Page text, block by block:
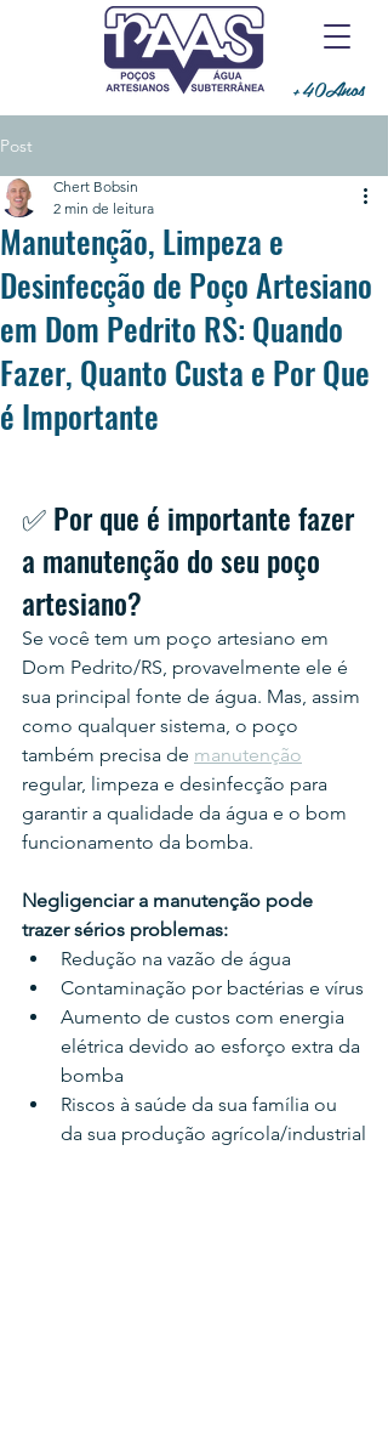
+40Anos
Post
Manutenção, Limpeza e
Desinfecção de Poço Artesiano
em Dom Pedrito RS: Quando
Fazer, Quanto Custa e Por Que
é Importante
Chert Bobsin
2 min de leitura
✅ Por que é importante fazer
a manutenção do seu poço
artesiano?
Se você tem um poço artesiano em
Dom Pedrito/RS, provavelmente ele é
sua principal fonte de água. Mas, assim
como qualquer sistema, o poço
também precisa de manutenção
regular, limpeza e desinfecção para
garantir a qualidade da água e o bom
funcionamento da bomba.
Negligenciar a manutenção pode
trazer sérios problemas:
Redução na vazão de água
Contaminação por bactérias e vírus
Aumento de custos com energia
elétrica devido ao esforço extra da
bomba
Riscos à saúde da sua família ou
da sua produção agrícola/industrial